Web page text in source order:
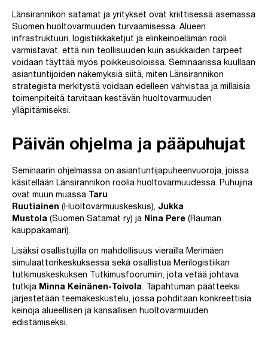
Länsirannikon satamat ja yritykset ovat kriittisessä asemassa
Suomen huoltovarmuuden turvaamisessa. Alueen
infrastruktuuri, logistiikkaketjut ja elinkeinoelämän rooli
varmistavat, että niin teollisuuden kuin asukkaiden tarpeet
voidaan täyttää myös poikkeusoloissa. Seminaarissa kuullaan
asiantuntijoiden näkemyksiä siitä, miten Länsirannikon
strategista merkitystä voidaan edelleen vahvistaa ja millaisia
toimenpiteitä tarvitaan kestävän huoltovarmuuden
ylläpitämiseksi.
Päivän ohjelma ja pääpuhujat
Seminaarin ohjelmassa on asiantuntijapuheenvuoroja, joissa
käsitellään Länsirannikon roolia huoltovarmuudessa. Puhujina
ovat muun muassa Taru
Ruutiainen (Huoltovarmuuskeskus), Jukka
Mustola (Suomen Satamat ry) ja Nina Pere (Rauman
kauppakamari).
Lisäksi osallistujilla on mahdollisuus vierailla Merimäen
simulaattorikeskuksessa sekä osallistua Merilogistiikan
tutkimuskeskuksen Tutkimusfoorumiin, jota vetää johtava
tutkija Minna Keinänen-Toivola. Tapahtuman päätteeksi
järjestetään teemakeskustelu, jossa pohditaan konkreettisia
keinoja alueellisen ja kansallisen huoltovarmuuden
edistämiseksi.